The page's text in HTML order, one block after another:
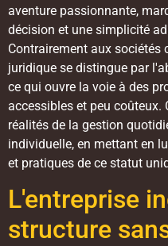
aventure passionnante,
décision et une simplicité
Contrairement aux sociétés
juridique se distingue par
ce qui ouvre la voie à des
accessibles et peu coûteux.
réalités de la gestion
individuelle, en mettant en
et pratiques de ce statut
L'entreprise
structure